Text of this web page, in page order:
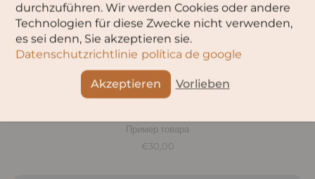
Пример товара
€30,00
durchzuführen. Wir werden Cookies oder andere
Technologien für diese Zwecke nicht verwenden,
es sei denn, Sie akzeptieren sie.
Datenschutzrichtlinie política de google
Akzeptieren Vorlieben